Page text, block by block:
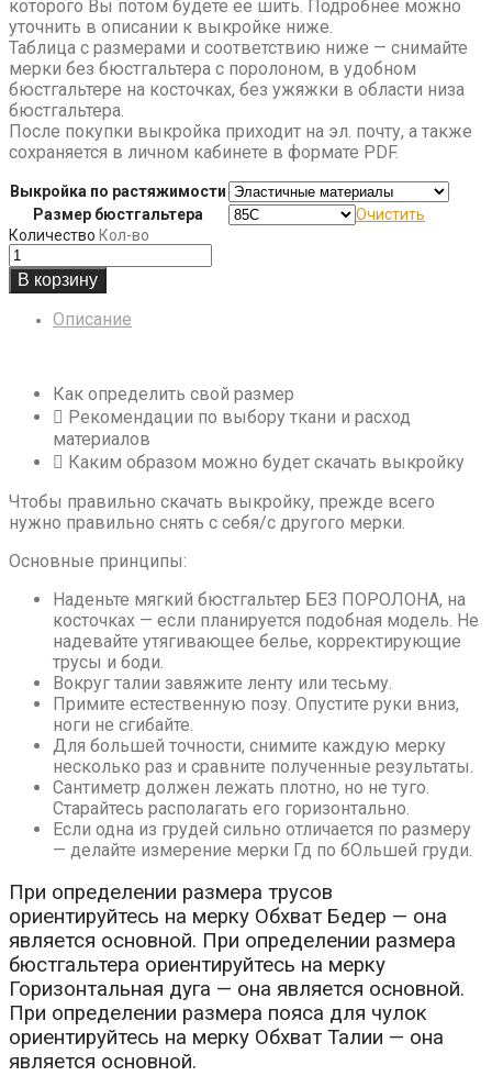
которого Вы потом будете ее шить. Подробнее можно
уточнить в описании к выкройке ниже.
Таблица с размерами и соответствию ниже — снимайте
мерки без бюстгальтера с поролоном, в удобном
бюстгальтере на косточках, без ужяжки в области низа
бюстгальтера.
После покупки выкройка приходит на эл. почту, а также
сохраняется в личном кабинете в формате PDF.
Выкройка по растяжимости
Размер бюстгальтера
Очистить
Количество Кол-во
В корзину
Описание
Как определить свой размер
Рекомендации по выбору ткани и расход
материалов
Каким образом можно будет скачать выкройку
Чтобы правильно скачать выкройку, прежде всего
нужно правильно снять с себя/с другого мерки.
Основные принципы:
Наденьте мягкий бюстгальтер БЕЗ ПОРОЛОНА, на
косточках — если планируется подобная модель. Не
надевайте утягивающее белье, корректирующие
трусы и боди.
Вокруг талии завяжите ленту или тесьму.
Примите естественную позу. Опустите руки вниз,
ноги не сгибайте.
Для большей точности, снимите каждую мерку
несколько раз и сравните полученные результаты.
Сантиметр должен лежать плотно, но не туго.
Старайтесь располагать его горизонтально.
Если одна из грудей сильно отличается по размеру
— делайте измерение мерки Гд по бОльшей груди.
При определении размера трусов
ориентируйтесь на мерку Обхват Бедер — она
является основной. При определении размера
бюстгальтера ориентируйтесь на мерку
Горизонтальная дуга — она является основной.
При определении размера пояса для чулок
ориентируйтесь на мерку Обхват Талии — она
является основной.